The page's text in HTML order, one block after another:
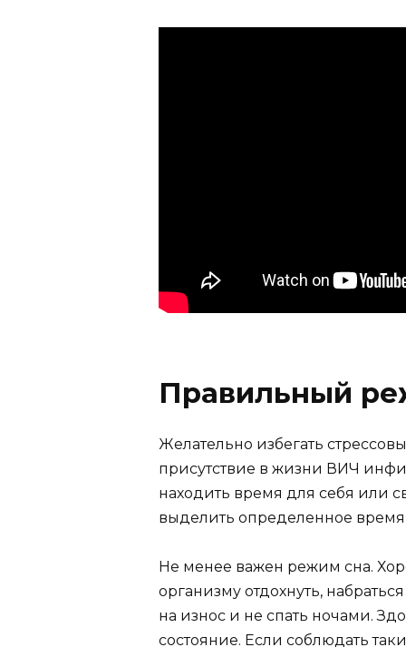
Правильный
Желательно избегать
присутствие в жизни ВИЧ
находить время для себя или
выделить определенное время
Не менее важен режим сна.
организму отдохнуть,
на износ и не спать ночами.
состояние. Если соблюдать